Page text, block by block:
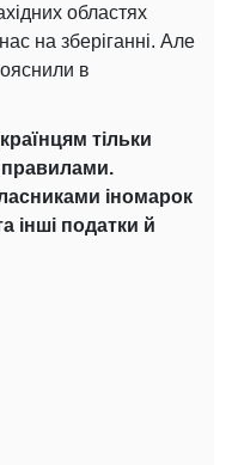
областях
на зберіганні. Але
в
тільки
правилами.
іномарок
інші податки й